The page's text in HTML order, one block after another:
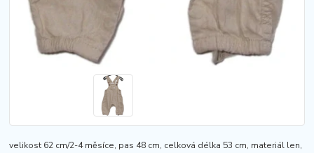
velikost 62 cm/2-4 měsíce, pas 48 cm, celková délka 53 cm, materiál len,